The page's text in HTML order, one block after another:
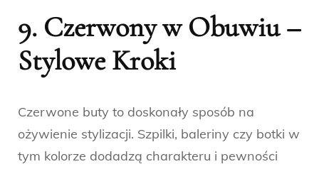
9. Czerwony w Obuwiu –
Stylowe Kroki
Czerwone buty to doskonały sposób na
ożywienie stylizacji. Szpilki, baleriny czy botki w
tym kolorze dodadzą charakteru i pewności